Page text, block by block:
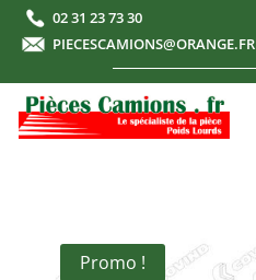
02 31 23 73 30
PIECESCAMIONS@ORANGE.FR
Promo !